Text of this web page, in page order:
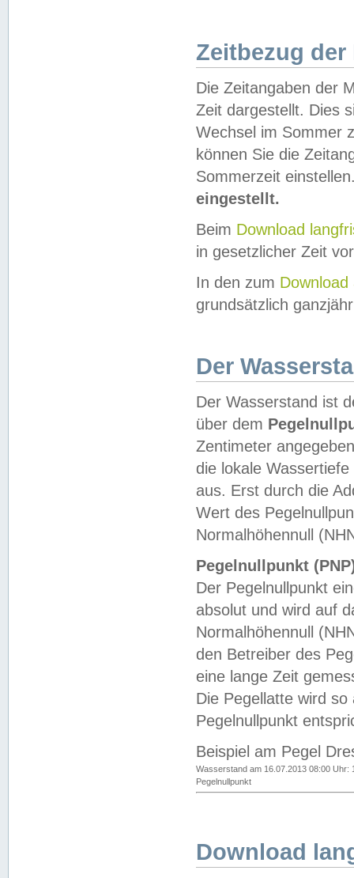
Zeitbezug der
Die Zeitangaben der
Zeit dargestellt. Dies
Wechsel im Sommer
können Sie die
Sommerzeit
eingestellt.
Beim Download
in gesetzlicher Zeit
In den zum Download
grundsätzlich
Der
Der Wasserstand ist
über dem
Zentimeter
die lokale
aus. Erst durch die
Wert des
Normalhöhennull
Pegelnullpunkt
Der Pegelnullpunkt
absolut und wird auf
Normalhöhennull
den Betreiber des
eine lange Zeit
Die Pegellatte wird
Pegelnullpunkt
Beispiel am Pegel
Wasserstand am 16.07.2013 08:00 Uhr:
Pegelnullpunkt
Download